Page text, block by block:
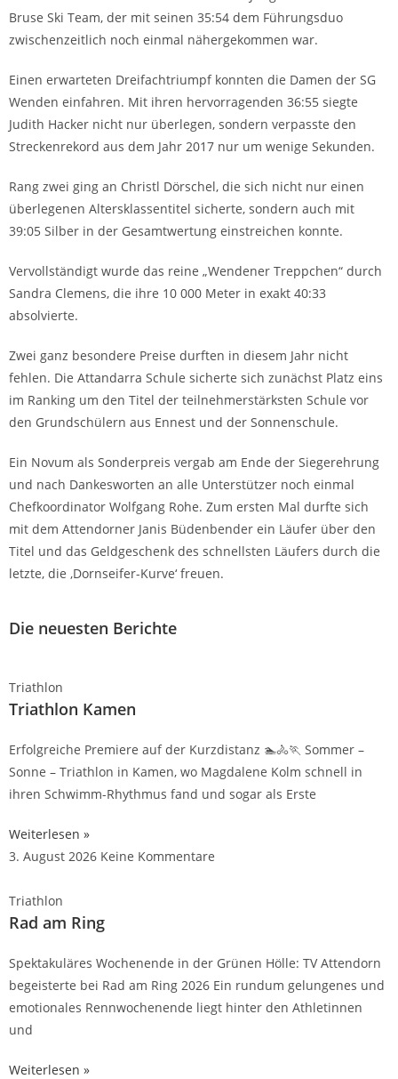
Bruse Ski Team, der mit seinen 35:54 dem Führungsduo
zwischenzeitlich noch einmal nähergekommen war.
Einen erwarteten Dreifachtriumpf konnten die Damen der SG
Wenden einfahren. Mit ihren hervorragenden 36:55 siegte
Judith Hacker nicht nur überlegen, sondern verpasste den
Streckenrekord aus dem Jahr 2017 nur um wenige Sekunden.
Rang zwei ging an Christl Dörschel, die sich nicht nur einen
überlegenen Altersklassentitel sicherte, sondern auch mit
39:05 Silber in der Gesamtwertung einstreichen konnte.
Vervollständigt wurde das reine „Wendener Treppchen“ durch
Sandra Clemens, die ihre 10 000 Meter in exakt 40:33
absolvierte.
Zwei ganz besondere Preise durften in diesem Jahr nicht
fehlen. Die Attandarra Schule sicherte sich zunächst Platz eins
im Ranking um den Titel der teilnehmerstärksten Schule vor
den Grundschülern aus Ennest und der Sonnenschule.
Ein Novum als Sonderpreis vergab am Ende der Siegerehrung
und nach Dankesworten an alle Unterstützer noch einmal
Chefkoordinator Wolfgang Rohe. Zum ersten Mal durfte sich
mit dem Attendorner Janis Büdenbender ein Läufer über den
Titel und das Geldgeschenk des schnellsten Läufers durch die
letzte, die ‚Dornseifer-Kurve‘ freuen.
Die neuesten Berichte
Triathlon
Triathlon Kamen
Erfolgreiche Premiere auf der Kurzdistanz 🏊🚴🏃 Sommer –
Sonne – Triathlon in Kamen, wo Magdalene Kolm schnell in
ihren Schwimm-Rhythmus fand und sogar als Erste
Weiterlesen »
3. August 2026 Keine Kommentare
Triathlon
Rad am Ring
Spektakuläres Wochenende in der Grünen Hölle: TV Attendorn
begeisterte bei Rad am Ring 2026 Ein rundum gelungenes und
emotionales Rennwochenende liegt hinter den Athletinnen
und
Weiterlesen »